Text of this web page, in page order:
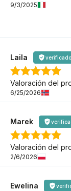
9/3/2025
Laila verificado
Valoración del
6/25/2026
Marek
Valoración del
2/6/2026
Ewelina